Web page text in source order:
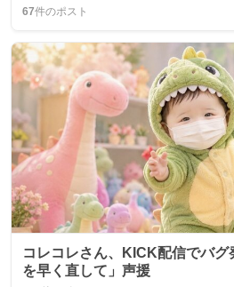
67件のポスト
コレコレさん、KICK配信でバ
を早く直して」声援